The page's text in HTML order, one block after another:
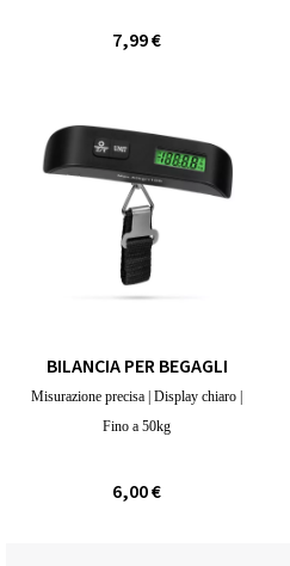
7,99 €
BILANCIA PER BEGAGLI
Misurazione precisa | Display chiaro |
Fino a 50kg
6,00 €